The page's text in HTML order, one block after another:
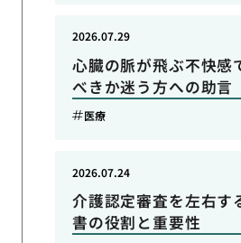
心臓の脈が飛ぶ不快感
べきか迷う方への助言
2026.07.29
医療
介護認定審査を左右す
書の役割と重要性
2026.07.24